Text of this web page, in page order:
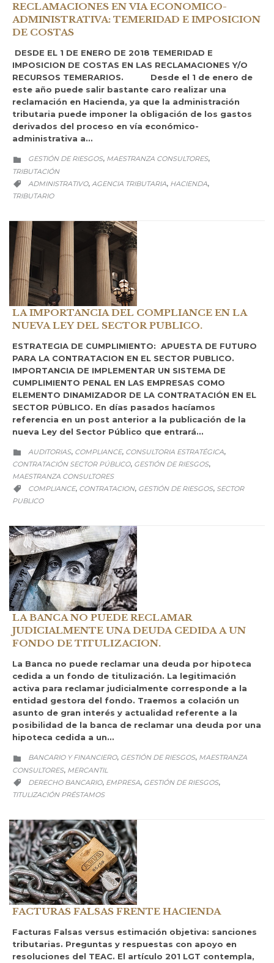
RECLAMACIONES EN VIA ECONOMICO-
ADMINISTRATIVA: TEMERIDAD E IMPOSICION
DE COSTAS
DESDE EL 1 DE ENERO DE 2018 TEMERIDAD E
IMPOSICION DE COSTAS EN LAS RECLAMACIONES Y/O
RECURSOS TEMERARIOS. Desde el 1 de enero de
este año puede salir bastante caro realizar una
reclamación en Hacienda, ya que la administración
tributaria puede imponer la obligación de los gastos
derivados del proceso en vía económico-
administrativa a…
 CATEGORY
GESTIÓN DE RIESGOS, MAESTRANZA CONSULTORES,
TRIBUTACIÓN
 CATEGORY
ADMINISTRATIVO, AGENCIA TRIBUTARIA, HACIENDA,
TRIBUTARIO
LA IMPORTANCIA DEL COMPLIANCE EN LA
NUEVA LEY DEL SECTOR PUBLICO.
ESTRATEGIA DE CUMPLIMIENTO: APUESTA DE FUTURO
PARA LA CONTRATACION EN EL SECTOR PUBLICO.
IMPORTANCIA DE IMPLEMENTAR UN SISTEMA DE
CUMPLIMIENTO PENAL EN LAS EMPRESAS COMO
ELEMENTO DINAMIZADOR DE LA CONTRATACIÓN EN EL
SECTOR PÚBLICO. En días pasados hacíamos
referencia en un post anterior a la publicación de la
nueva Ley del Sector Público que entrará…
 CATEGORY
AUDITORIAS, COMPLIANCE, CONSULTORIA ESTRATÉGICA,
CONTRATACIÓN SECTOR PÚBLICO, GESTIÓN DE RIESGOS,
MAESTRANZA CONSULTORES
 CATEGORY
COMPLIANCE, CONTRATACION, GESTIÓN DE RIESGOS, SECTOR
PUBLICO
LA BANCA NO PUEDE RECLAMAR
JUDICIALMENTE UNA DEUDA CEDIDA A UN
FONDO DE TITULIZACION.
La Banca no puede reclamar una deuda por hipoteca
cedida a un fondo de titulización. La legitimación
activa para reclamar judicialmente corresponde a la
entidad gestora del fondo. Traemos a colación un
asunto de gran interés y actualidad referente a la
posibilidad de la banca de reclamar una deuda por una
hipoteca cedida a un…
 CATEGORY
BANCARIO Y FINANCIERO, GESTIÓN DE RIESGOS, MAESTRANZA
CONSULTORES, MERCANTIL
 CATEGORY
DERECHO BANCARIO, EMPRESA, GESTIÓN DE RIESGOS,
TITULIZACIÓN PRÉSTAMOS
FACTURAS FALSAS FRENTE HACIENDA
Facturas Falsas versus estimación objetiva: sanciones
tributarias. Preguntas y respuestas con apoyo en
resoluciones del TEAC. El artículo 201 LGT contempla,